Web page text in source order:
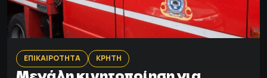
ΕΠΙΚΑΙΡΟΤΗΤΑ ΚΡΗΤΗ